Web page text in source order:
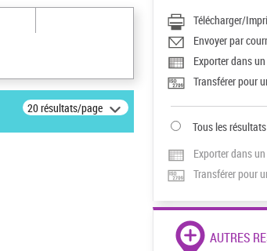
20 résultats/page
Télécharger/
Envoyer par
Exporter dans
Transférer pour
Tous les résultats
Exporter dans
Transférer pour
AUTRES